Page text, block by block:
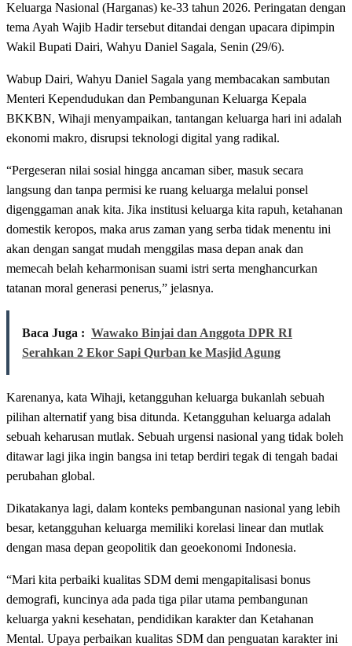
Keluarga Nasional (Harganas) ke-33 tahun 2026. Peringatan dengan
tema Ayah Wajib Hadir tersebut ditandai dengan upacara dipimpin
Wakil Bupati Dairi, Wahyu Daniel Sagala, Senin (29/6).
Wabup Dairi, Wahyu Daniel Sagala yang membacakan sambutan
Menteri Kependudukan dan Pembangunan Keluarga Kepala
BKKBN, Wihaji menyampaikan, tantangan keluarga hari ini adalah
ekonomi makro, disrupsi teknologi digital yang radikal.
“Pergeseran nilai sosial hingga ancaman siber, masuk secara
langsung dan tanpa permisi ke ruang keluarga melalui ponsel
digenggaman anak kita. Jika institusi keluarga kita rapuh, ketahanan
domestik keropos, maka arus zaman yang serba tidak menentu ini
akan dengan sangat mudah menggilas masa depan anak dan
memecah belah keharmonisan suami istri serta menghancurkan
tatanan moral generasi penerus,” jelasnya.
Baca Juga : Wawako Binjai dan Anggota DPR RI
Serahkan 2 Ekor Sapi Qurban ke Masjid Agung
Karenanya, kata Wihaji, ketangguhan keluarga bukanlah sebuah
pilihan alternatif yang bisa ditunda. Ketangguhan keluarga adalah
sebuah keharusan mutlak. Sebuah urgensi nasional yang tidak boleh
ditawar lagi jika ingin bangsa ini tetap berdiri tegak di tengah badai
perubahan global.
Dikatakanya lagi, dalam konteks pembangunan nasional yang lebih
besar, ketangguhan keluarga memiliki korelasi linear dan mutlak
dengan masa depan geopolitik dan geoekonomi Indonesia.
“Mari kita perbaiki kualitas SDM demi mengapitalisasi bonus
demografi, kuncinya ada pada tiga pilar utama pembangunan
keluarga yakni kesehatan, pendidikan karakter dan Ketahanan
Mental. Upaya perbaikan kualitas SDM dan penguatan karakter ini